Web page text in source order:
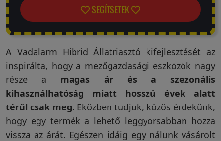
SEGÍTSETEK
A Vadalarm Hibrid Állatriasztó kifejlesztését az
inspirálta, hogy a mezőgazdasági eszközök nagy
része a magas ár és a szezonális
kihasználhatóság miatt hosszú évek alatt
térül csak meg. Eközben tudjuk, közös érdekünk,
hogy egy termék a lehető leggyorsabban hozza
vissza az árát. Egészen idáig egy nálunk vásárolt